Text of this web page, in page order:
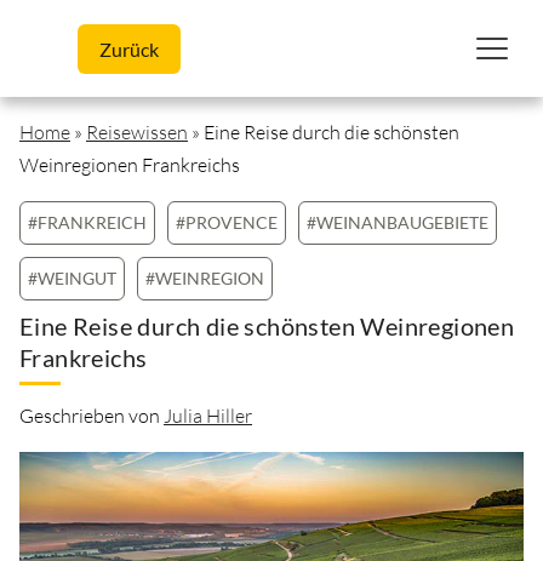
Zurück
Home » Reisewissen » Eine Reise durch die schönsten
Weinregionen Frankreichs
#FRANKREICH #PROVENCE #WEINANBAUGEBIETE
#WEINGUT #WEINREGION
Eine Reise durch die schönsten Weinregionen
Frankreichs
Geschrieben von Julia Hiller